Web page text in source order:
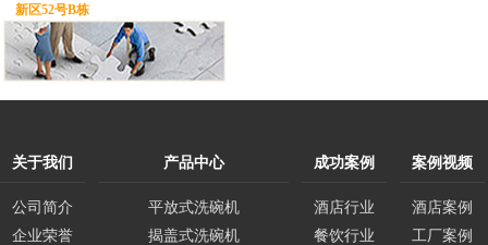
新区52号B栋
关于我们 产品中心 成功案例 案例视频
公司简介
企业荣誉
平放式洗碗机
揭盖式洗碗机
酒店行业
餐饮行业
酒店案例
工厂案例